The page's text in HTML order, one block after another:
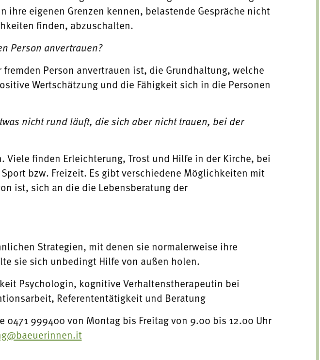
eigenen Grenzen kennen, belastende Gespräche nicht
finden, abzuschalten.
Person anvertrauen?
Person anvertrauen ist, die Grundhaltung, welche
Wertschätzung und die Fähigkeit sich in die Personen
nicht rund läuft, die sich aber nicht trauen, bei der
finden Erleichterung, Trost und Hilfe in der Kirche, bei
bzw. Freizeit. Es gibt verschiedene Möglichkeiten mit
ist, sich an die die Lebensberatung der
Strategien, mit denen sie normalerweise ihre
sie sich unbedingt Hilfe von außen holen.
Psychologin, kognitive Verhaltenstherapeutin bei
Referententätigkeit und Beratung
999400 von Montag bis Freitag von 9.00 bis 12.00 Uhr